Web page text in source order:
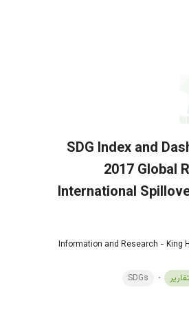
SDG Index and
2017 Global
International
Information and Research - King
SDGs